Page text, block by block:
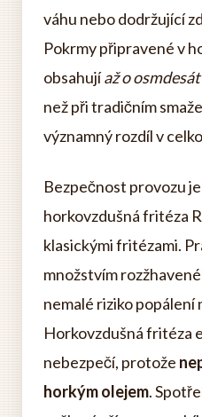
váhu nebo dodržující
Pokrmy připravené v
obsahujíaž o
než při tradičním
významný rozdíl v
Bezpečnost provozu
horkovzdušná fritéza
klasickými fritézami.
množstvím
nemalé riziko popálení
Horkovzdušná fritéza
nebezpečí, protože
horkým olejem.